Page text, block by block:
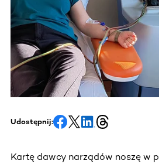
Udostępnij:
Kartę dawcy narządów noszę w